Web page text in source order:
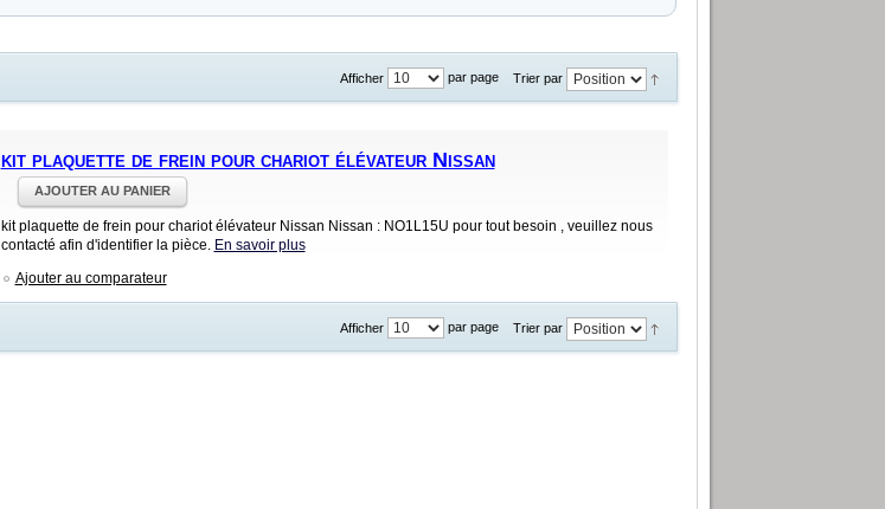
Trier par
Afficher par page
kit plaquette de frein pour chariot élévateur Nissan
AJOUTER AU PANIER
kit plaquette de frein pour chariot élévateur Nissan Nissan : NO1L15U pour tout besoin , veuillez nous
contacté afin d'identifier la pièce. En savoir plus
Ajouter au comparateur
Trier par
Afficher par page